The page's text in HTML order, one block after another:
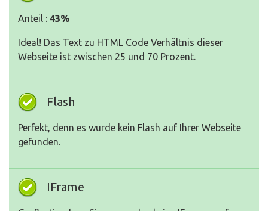
Anteil : 43%
Ideal! Das Text zu HTML Code Verhältnis dieser
Webseite ist zwischen 25 und 70 Prozent.
Flash
Perfekt, denn es wurde kein Flash auf Ihrer Webseite
gefunden.
IFrame